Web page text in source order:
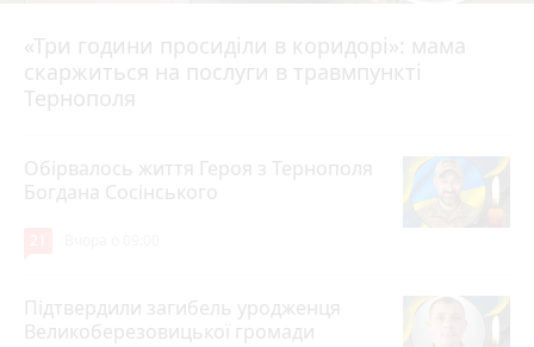
«Три години просиділи в коридорі»: мама
скаржиться на послуги в травмпункті
Тернополя
Вчора о 13:05
Обірвалось життя Героя з Тернополя
Богдана Сосінського
Підтвердили загибель уродженця
Великоберезовицької громади